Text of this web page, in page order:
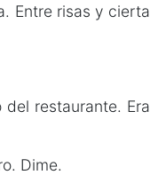
Entre risas y cierta
restaurante. Era
Dime.